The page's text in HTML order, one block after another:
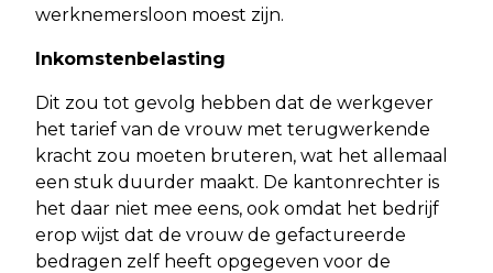
werknemersloon moest zijn.
Inkomstenbelasting
Dit zou tot gevolg hebben dat de werkgever
het tarief van de vrouw met terugwerkende
kracht zou moeten bruteren, wat het allemaal
een stuk duurder maakt. De kantonrechter is
het daar niet mee eens, ook omdat het bedrijf
erop wijst dat de vrouw de gefactureerde
bedragen zelf heeft opgegeven voor de